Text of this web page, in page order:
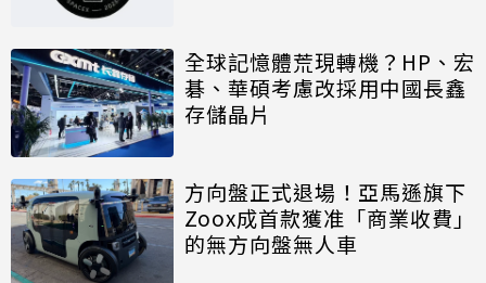
全球記憶體荒現轉機？HP、宏
碁、華碩考慮改採用中國長鑫
存儲晶片
方向盤正式退場！亞馬遜旗下
Zoox成首款獲准「商業收費」
的無方向盤無人車